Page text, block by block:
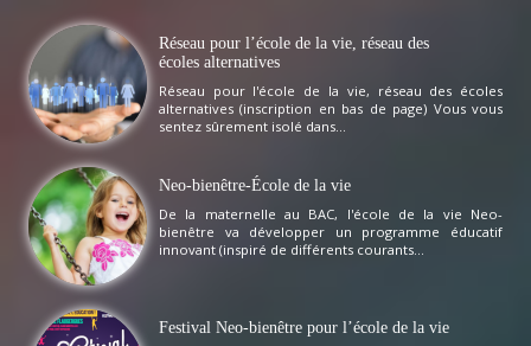
Réseau pour l’école de la vie, réseau des
écoles alternatives
Réseau pour l'école de la vie, réseau des écoles
alternatives (inscription en bas de page) Vous vous
sentez sûrement isolé dans...
Neo-bienêtre-École de la vie
De la maternelle au BAC, l'école de la vie Neo-
bienêtre va développer un programme éducatif
innovant (inspiré de différents courants...
Festival Neo-bienêtre pour l’école de la vie